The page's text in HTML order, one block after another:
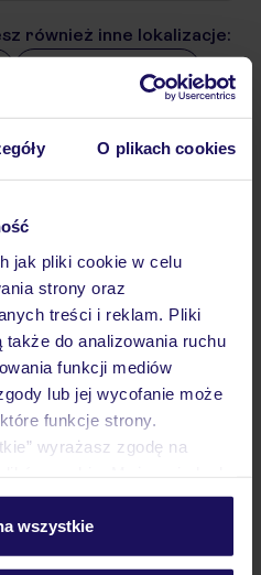
O plikach cookies
jak pliki cookie w celu
strony oraz
treści i reklam. Pliki
do analizowania ruchu
funkcji mediów
lub jej wycofanie może
funkcje strony.
wyrażasz zgodę na
wchodząc w zakładkę
cookie znajdziesz
wszystkie
również inne lokalizacje:
Kals-Matrei Narty
Venet Narty
Narty
Reschenpass Narty
Narty
Hoch-Imst Narty